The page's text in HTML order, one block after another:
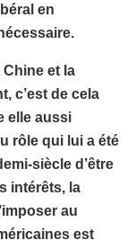
en
et la
c’est de cela
elle aussi
rôle qui lui a été
siècle d’être
intérêts, la
au
est